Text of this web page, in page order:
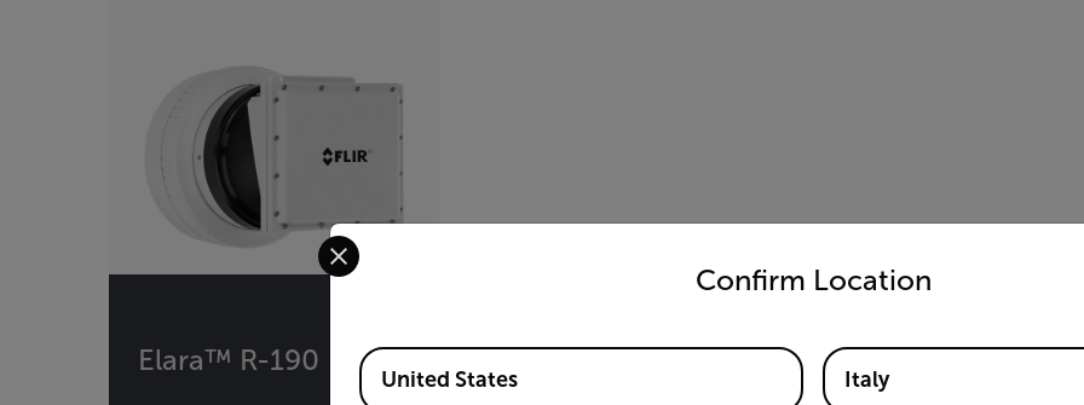
Elara™ R-190
Confirm Location
Select your preferred country and language from the options below to access the
Available Locations
United States Italy